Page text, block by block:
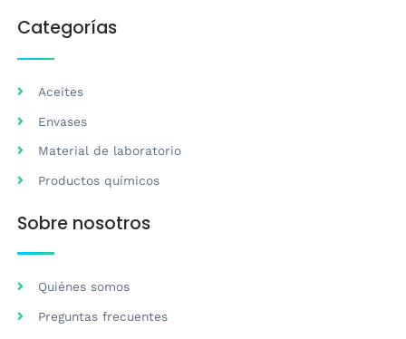
Categorías
Aceites
Envases
Material de laboratorio
Productos químicos
Sobre nosotros
Quiénes somos
Preguntas frecuentes